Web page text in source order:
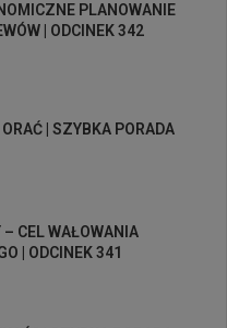
PLANOWANIE
| ODCINEK 342
| SZYBKA PORADA
– CEL WAŁOWANIA
| ODCINEK 341